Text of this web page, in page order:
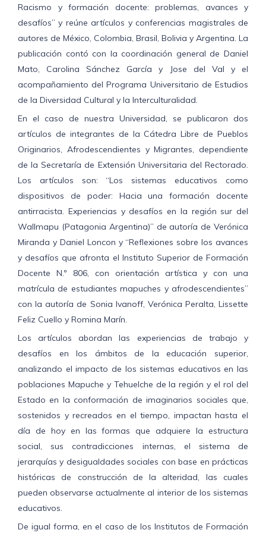
Racismo y formación docente: problemas, avances y
desafíos” y reúne artículos y conferencias magistrales de
autores de México, Colombia, Brasil, Bolivia y Argentina. La
publicación contó con la coordinación general de Daniel
Mato, Carolina Sánchez García y Jose del Val y el
acompañamiento del Programa Universitario de Estudios
de la Diversidad Cultural y la Interculturalidad.
En el caso de nuestra Universidad, se publicaron dos
artículos de integrantes de la Cátedra Libre de Pueblos
Originarios, Afrodescendientes y Migrantes, dependiente
de la Secretaría de Extensión Universitaria del Rectorado.
Los artículos son: “Los sistemas educativos como
dispositivos de poder: Hacia una formación docente
antirracista. Experiencias y desafíos en la región sur del
Wallmapu (Patagonia Argentina)” de autoría de Verónica
Miranda y Daniel Loncon y “Reflexiones sobre los avances
y desafíos que afronta el Instituto Superior de Formación
Docente N.º 806, con orientación artística y con una
matrícula de estudiantes mapuches y afrodescendientes”
con la autoría de Sonia Ivanoff, Verónica Peralta, Lissette
Feliz Cuello y Romina Marín.
Los artículos abordan las experiencias de trabajo y
desafíos en los ámbitos de la educación superior,
analizando el impacto de los sistemas educativos en las
poblaciones Mapuche y Tehuelche de la región y el rol del
Estado en la conformación de imaginarios sociales que,
sostenidos y recreados en el tiempo, impactan hasta el
día de hoy en las formas que adquiere la estructura
social, sus contradicciones internas, el sistema de
jerarquías y desigualdades sociales con base en prácticas
históricas de construcción de la alteridad, las cuales
pueden observarse actualmente al interior de los sistemas
educativos.
De igual forma, en el caso de los Institutos de Formación